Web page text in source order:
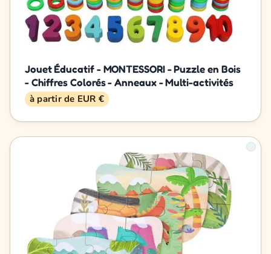
Jouet Éducatif - MONTESSORI - Puzzle en Bois
- Chiffres Colorés - Anneaux - Multi-activités
à partir de EUR €